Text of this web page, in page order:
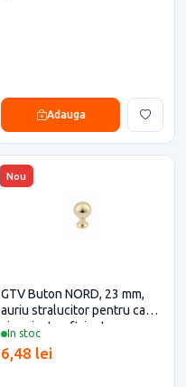
Adauga
Nou
In stoc
GTV Buton NORD, 23 mm,
auriu stralucitor pentru casa
si proiecte eficiente
6,48 lei